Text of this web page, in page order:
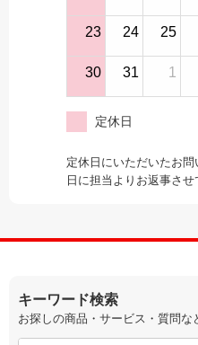
23 24 25
30 31 1
定休日
定休日にいただいたお
日に担当よりお返事させ
キーワード検索
お探しの商品・サービス・質問な